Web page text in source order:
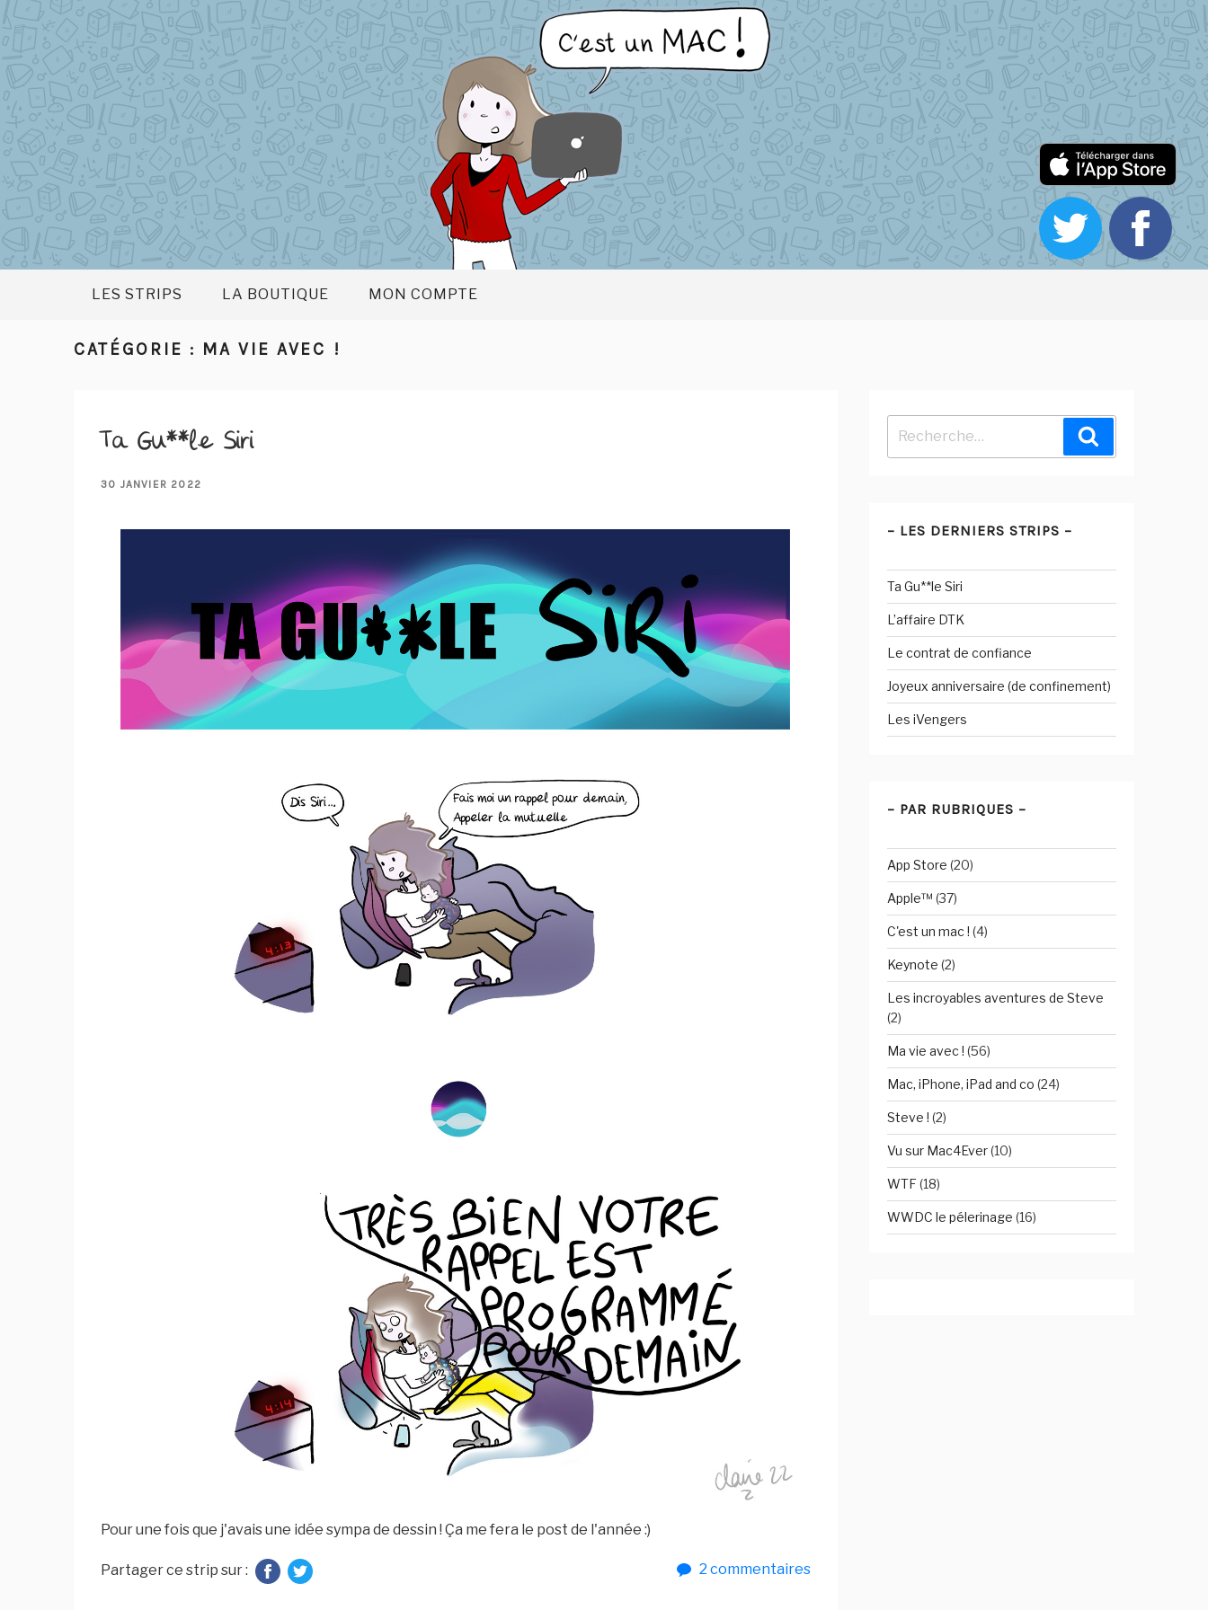
Aller
au
contenu
principal
LES STRIPS LA BOUTIQUE MON COMPTE
CATÉGORIE : MA VIE AVEC !
Ta Gu**le Siri
PUBLIÉ
30 JANVIER 2022
Pour une fois que j'avais une idée sympa de dessin ! Ça me fera le post de l'année :)
Partager ce strip sur : 2 commentaires
– LES DERNIERS STRIPS –
Ta Gu**le Siri
L’affaire DTK
Le contrat de confiance
Joyeux anniversaire (de confinement)
Les iVengers
– PAR RUBRIQUES –
App Store (20)
Apple™ (37)
C'est un mac ! (4)
Keynote (2)
Les incroyables aventures de Steve
(2)
Ma vie avec ! (56)
Mac, iPhone, iPad and co (24)
Steve ! (2)
Vu sur Mac4Ever(10)
WTF(18)
WWDC le pélerinage (16)